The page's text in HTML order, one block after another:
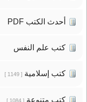
أحدث الكتب PDF
كتب علم النفس
كتب إسلامية[ 1149 ]
كتب متنوعة[ 1084 ]